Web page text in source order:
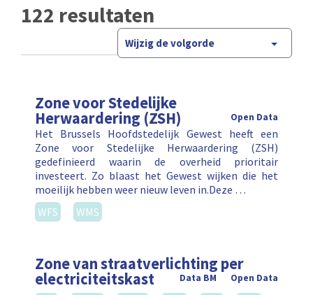
122 resultaten
Wijzig de volgorde
Zone voor Stedelijke
Herwaardering (ZSH) Open Data
Het Brussels Hoofdstedelijk Gewest heeft een
Zone voor Stedelijke Herwaardering (ZSH)
gedefinieerd waarin de overheid prioritair
investeert. Zo blaast het Gewest wijken die het
moeilijk hebben weer nieuw leven in.Deze …
WFS
WMS
Zone van straatverlichting per
electriciteitskast Open Data
Data BM